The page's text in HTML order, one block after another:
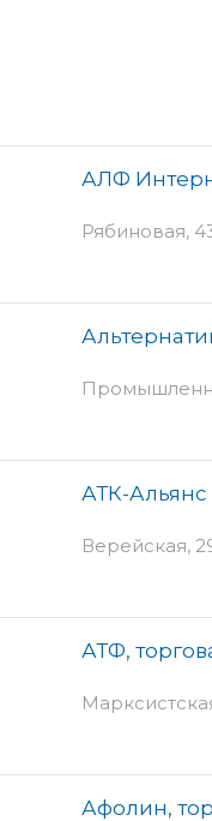
АЛФ
Рябиновая,
АТК-Альянс
Верейская,
АТФ,
Афолин,